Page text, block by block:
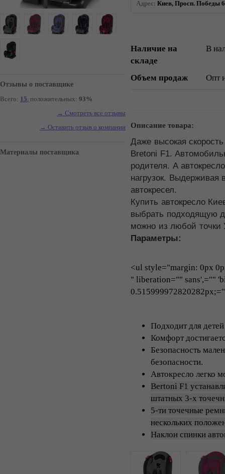
Отзывы о поставщике
Всего: 15, положительных: 93%
→ Смотреть все отзывы
→ Оставить отзыв о компании
Материалы поставщика
Адрес: Киев, Просп. Победы
Наличие на
складе
В
Объем продаж Опт
Описание товара:
Даже высокая
Bretoni F1.
родителя. А
нагрузок. Выдерживая
автокресел.
Купить автокресло
выбрать подходящую
можно из любой точки
Параметры:
<ul style="margin: 0px
" liberation="" sans',=""
Подходит для
Комфорт
Безопасность
безопасности.
Автокресло легко
Bertoni F1
штатных 3-х
5-ти точечные
нескольких
Наклон спинки